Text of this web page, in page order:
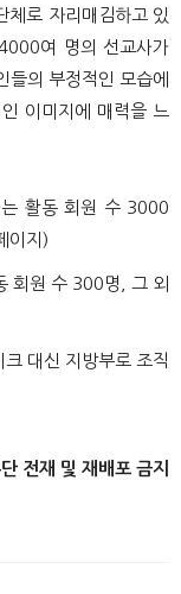
체로 자리매김하고 있
여 명의 선교사가
들의 부정적인 모습에
이미지에 매력을 느
활동 회원 수 3000
이지)
회원 수 300명, 그 외
대신 지방부로 조직
전재 및 재배포 금지